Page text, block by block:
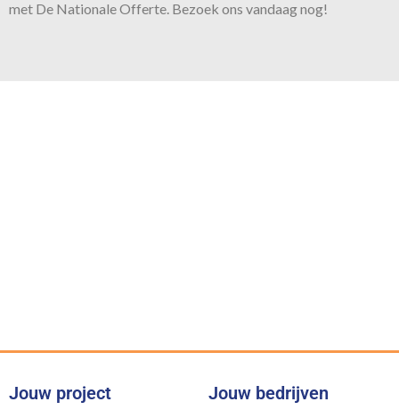
met De Nationale Offerte. Bezoek ons vandaag nog!
Jouw project Jouw bedrijven